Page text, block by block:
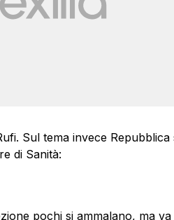
Sul tema invece Repubblica
di Sanità:
pochi si ammalano, ma